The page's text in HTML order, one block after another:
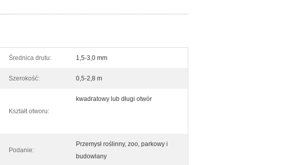
Średnica drutu: 1,5-3,0 mm
Szerokość: 0,5-2,8 m
Kształt otworu:
kwadratowy lub długi otwór
Podanie:
Przemysł roślinny, zoo, parkowy i
budowlany